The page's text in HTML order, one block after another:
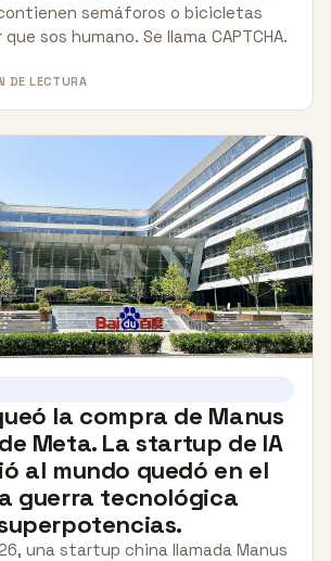
semáforos o bicicletas
sos humano. Se llama CAPTCHA.
DE LECTURA
la compra de Manus
Meta. La startup de IA
al mundo quedó en el
guerra tecnológica
una startup china llamada Manus